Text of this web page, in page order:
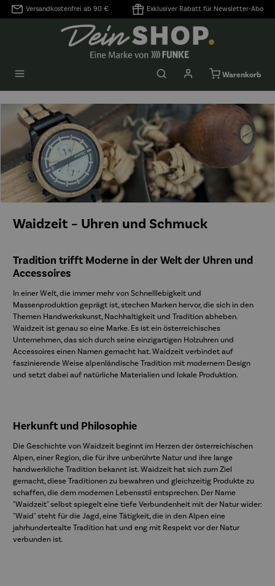
springen
Versandkostenfrei ab 90 € Exklusiver Rabatt für Newsletter-Abo
Warenkorb
Waidzeit – Uhren und Schmuck
Tradition trifft Moderne in der Welt der Uhren und
Accessoires
In einer Welt, die immer mehr von Schnelllebigkeit und
Massenproduktion geprägt ist, stechen Marken hervor, die sich in den
Themen Handwerkskunst, Nachhaltigkeit und Tradition abheben.
Waidzeit ist genau so eine Marke. Es ist ein österreichisches
Unternehmen, das sich durch seine einzigartigen Holzuhren und
Accessoires einen Namen gemacht hat. Waidzeit verbindet auf
faszinierende Weise alpenländische Tradition mit modernem Design
und setzt dabei auf natürliche Materialien und lokale Produktion.
Herkunft und Philosophie
Die Geschichte von Waidzeit beginnt im Herzen der österreichischen
Alpen, einer Region, die für ihre unberührte Natur und ihre lange
handwerkliche Tradition bekannt ist. Waidzeit hat sich zum Ziel
gemacht, diese Traditionen zu bewahren und gleichzeitig Produkte zu
schaffen, die dem modernen Lebensstil entsprechen. Der Name
"Waidzeit" selbst spiegelt eine tiefe Verbundenheit mit der Natur wider:
"Waid" steht für die Jagd, eine Tätigkeit, die in den Alpen eine
jahrhundertealte Tradition hat und eng mit Respekt vor der Natur
verbunden ist.